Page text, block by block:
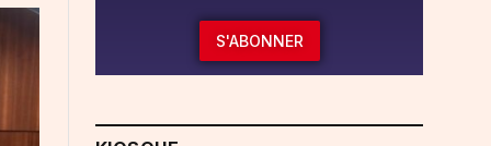
S'ABONNER